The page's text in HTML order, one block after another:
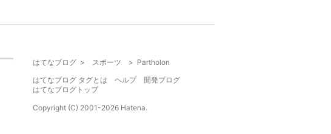
はてなブログ > スポーツ > Partholon
はてなブログ タグとは
ヘルプ
開発ブログ
はてなブログトップ
Copyright (C) 2001-2026 Hatena.